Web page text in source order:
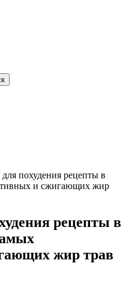
похудения рецепты в
и сжигающих жир
рецепты в
жир трав